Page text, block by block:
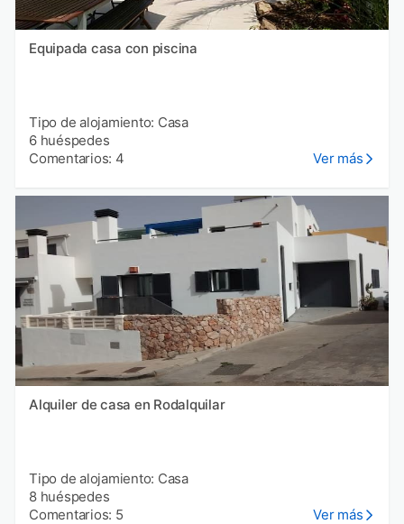
Equipada casa con piscina
Tipo de alojamiento: Casa
6 huéspedes
Comentarios: 4
Ver más
Alquiler de casa en Rodalquilar
Tipo de alojamiento: Casa
8 huéspedes
Comentarios: 5
Ver más